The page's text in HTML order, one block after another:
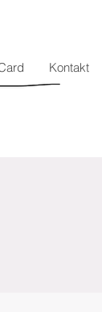
Kontakt